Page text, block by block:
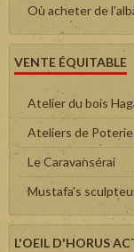
Où acheter de
VENTE ÉQUITABLE
Atelier du bois
Ateliers de
Le Caravansérai
Mustafa's
L'OEIL D'HORUS